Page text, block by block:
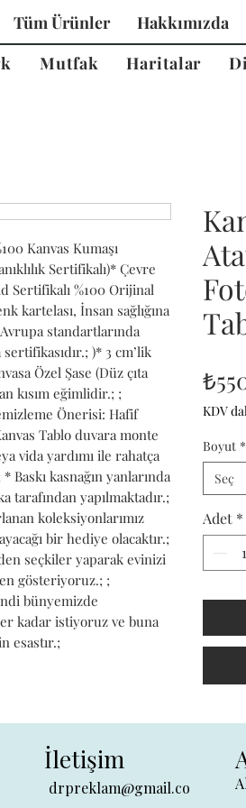
Tüm Ürünler Hakkımızda
Mutfak Haritalar
Kanvas Kumaşı
Sertifikalı)* Çevre
Sertifikalı %100 Orijinal
kartelası, İnsan sağlığına
standartlarında
)* 3 cm’lik
Özel Şase (Düz çıta
kısım eğimlidir.; ;
Önerisi: Hafif
Tablo duvara monte
vida yardımı ile rahatça
kasnağın yanlarında
tarafından yapılmaktadır.;
koleksiyonlarımız
bir hediye olacaktır.;
seçkiler yaparak evinizi
gösteriyoruz.; ;
bünyemizde
kadar istiyoruz ve buna
esastır.;
KDV
Boyut *
Seç
Adet *
İletişim
drpreklam@gmail.co